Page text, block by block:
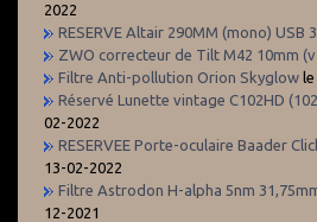
2022
RESERVE Altair 290MM (mono) USB
ZWO correcteur de Tilt M42 10mm
Filtre Anti-pollution Orion Skyglow le
Réservé Lunette vintage C102HD
02-2022
RESERVEE Porte-oculaire Baader
13-02-2022
Filtre Astrodon H-alpha 5nm
12-2021